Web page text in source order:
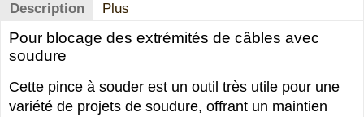
Description Plus
Pour blocage des extrémités de câbles avec
soudure
Cette pince à souder est un outil très utile pour une
variété de projets de soudure, offrant un maintien